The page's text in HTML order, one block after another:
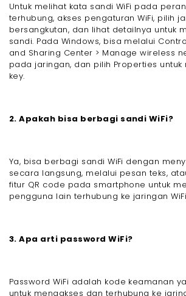
Untuk melihat kata sandi WiFi pada
terhubung, akses pengaturan WiFi, pilih
bersangkutan, dan lihat detailnya untuk
sandi. Pada Windows, bisa melalui
and Sharing Center > Manage wireless
pada jaringan, dan pilih Properties untuk
key.
2. Apakah bisa berbagi sandi WiFi?
Ya, bisa berbagi sandi WiFi dengan
secara langsung, melalui pesan teks,
fitur QR code pada smartphone untuk
pengguna lain terhubung ke jaringan
3. Apa arti password WiFi?
Password WiFi adalah kode keamanan
untuk mengakses dan terhubung ke